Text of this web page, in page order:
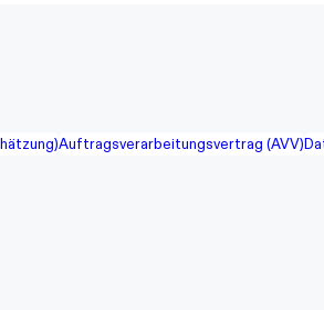
Auftragsverarbeitungsvertrag (AVV)